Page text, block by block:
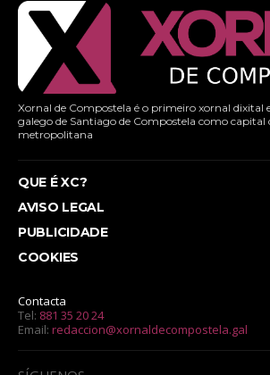
Xornal de Compostela é o primeiro xornal dixital
galego de Santiago de Compostela como capital
metropolitana
QUE É XC?
AVISO LEGAL
PUBLICIDADE
COOKIES
Contacta
Tel: 881 35 20 24
Email: redaccion@xornaldecompostela.gal